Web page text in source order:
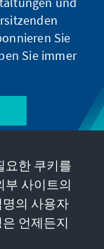
Sie
Sie immer
요한 쿠키를
부 사이트의
의 사용자
언제든지